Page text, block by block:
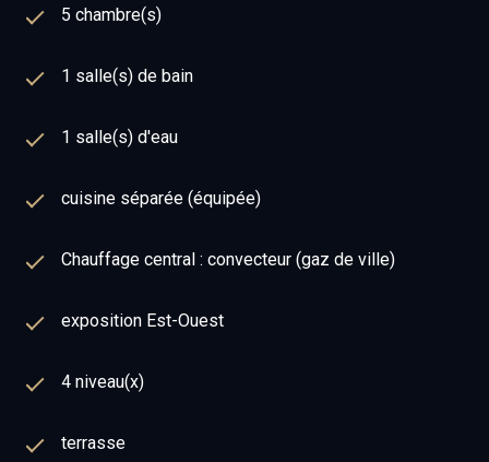
5 chambre(s)
1 salle(s) de bain
1 salle(s) d'eau
cuisine séparée (équipée)
Chauffage central : convecteur (gaz de ville)
exposition Est-Ouest
4 niveau(x)
terrasse